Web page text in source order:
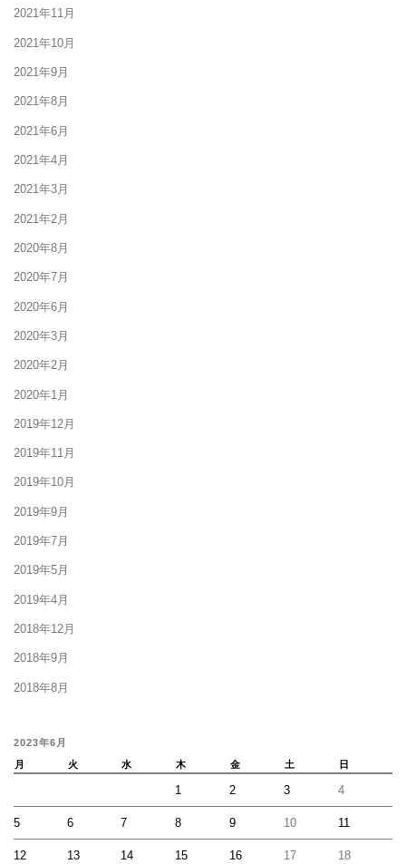
2021年11月
2021年10月
2021年9月
2021年8月
2021年6月
2021年4月
2021年3月
2021年2月
2020年8月
2020年7月
2020年6月
2020年3月
2020年2月
2020年1月
2019年12月
2019年11月
2019年10月
2019年9月
2019年7月
2019年5月
2019年4月
2018年12月
2018年9月
2018年8月
2023年6月
月
火 水 木 金 土 日
1 2 3 4
5 6 7 8 9 10 11
12 13 14 15 16 17 18